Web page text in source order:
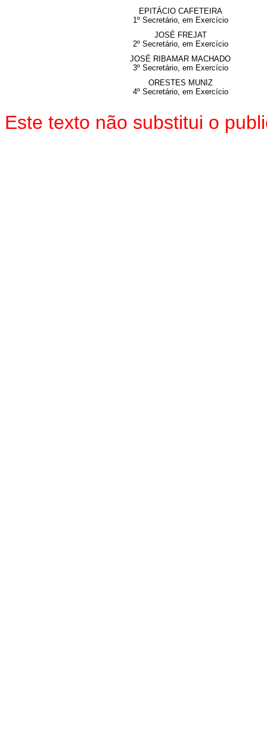
EPITÁCIO CAFETEIRA
1º Secretário, em Exercício
JOSÉ FREJAT
2º Secretário, em Exercício
JOSÉ RIBAMAR MACHADO
3º Secretário, em Exercício
ORESTES MUNIZ
4º Secretário, em Exercício
Este texto não substitui o